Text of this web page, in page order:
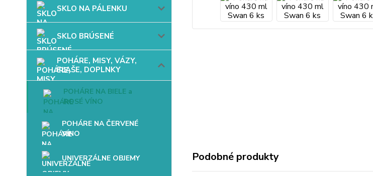
SKLO NA PÁLENKU
SKLO BRÚSENÉ
POHÁRE, MISY, VÁZY,
FĽAŠE, DOPLNKY
POHÁRE NA BIELE a
ROSÉ VÍNO
POHÁRE NA ČERVENÉ
VÍNO
UNIVERZÁLNE OBJEMY Podobné produkty